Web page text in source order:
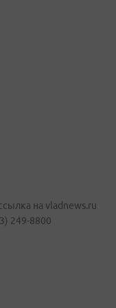
на vladnews.ru
249-8800